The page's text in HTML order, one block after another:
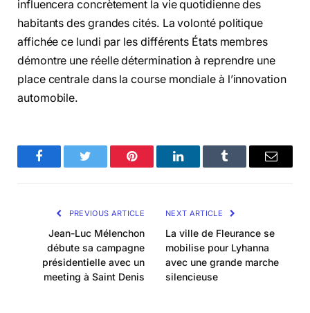
influencera concrètement la vie quotidienne des
habitants des grandes cités. La volonté politique
affichée ce lundi par les différents États membres
démontre une réelle détermination à reprendre une
place centrale dans la course mondiale à l’innovation
automobile.
FacebookTwitter Pinterest LinkedInTumblr Email
PREVIOUS ARTICLE
Jean-Luc Mélenchon
débute sa campagne
présidentielle avec un
meeting à Saint Denis
NEXT ARTICLE
La ville de Fleurance se
mobilise pour Lyhanna
avec une grande marche
silencieuse